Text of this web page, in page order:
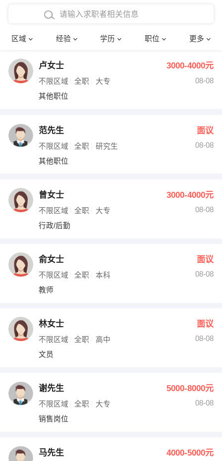
区域 经验 学历 职位 更多
在校学生工作经验
四年以上工作经验
五年以上工作经验
博士
文员 护士
财务会计
网络IT
收银员
水电/机修
编辑
其他职位
确定
卢女士 3000-4000元
不限区域 全职 大专
08-08
其他职位
范先生 面议
不限区域 全职 研究生
08-08
其他职位
曾女士 3000-4000元
不限区域 全职 大专
08-08
行政/后勤
俞女士 面议
不限区域 全职 本科
08-08
教师
林女士 面议
不限区域 全职 高中
08-08
文员
谢先生 5000-8000元
不限区域 全职 大专
08-08
销售岗位
马先生 4000-5000元